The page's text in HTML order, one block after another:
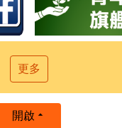
更多
開啟